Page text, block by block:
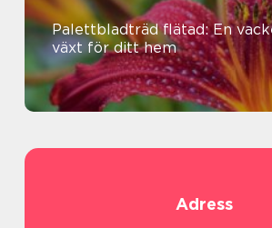
Palettbladträd flätad: En
växt för ditt hem
Adress